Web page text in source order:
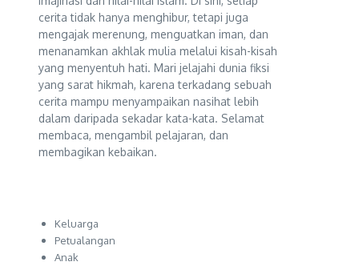
cerita tidak hanya menghibur, tetapi juga
mengajak merenung, menguatkan iman, dan
menanamkan akhlak mulia melalui kisah-kisah
yang menyentuh hati. Mari jelajahi dunia fiksi
yang sarat hikmah, karena terkadang sebuah
cerita mampu menyampaikan nasihat lebih
dalam daripada sekadar kata-kata. Selamat
membaca, mengambil pelajaran, dan
membagikan kebaikan.
Keluarga
Petualangan
Anak